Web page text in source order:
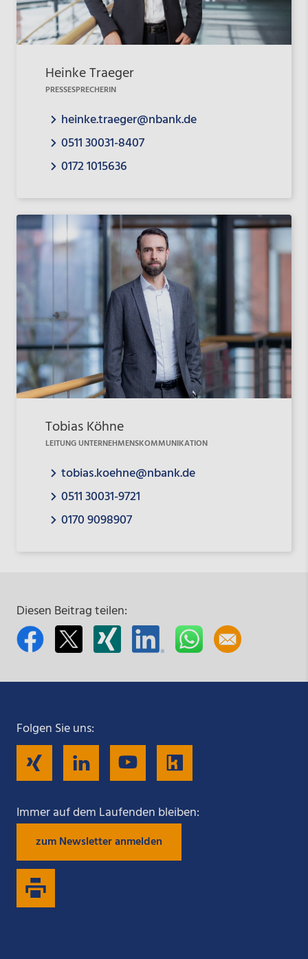
Heinke Traeger
PRESSESPRECHERIN
heinke.traeger@nbank.de
0511 30031-8407
0172 1015636
Tobias Köhne
LEITUNG UNTERNEHMENSKOMMUNIKATION
tobias.koehne@nbank.de
0511 30031-9721
0170 9098907
Diesen Beitrag teilen:
Folgen Sie uns:
Folgen
Sie
uns
auf
Folgen
Sie
uns
Folgen
Sie
uns
Sie
Immer auf dem Laufenden bleiben:
zum Newsletter anmelden